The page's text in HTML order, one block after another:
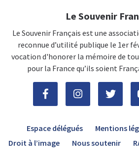
Le Souvenir
Le Souvenir Français est une
reconnue d’utilité publique le 1er
vocation d'honorer la mémoire de
pour la France qu’ils soient
Espace délégués Mentions
Droit à l’image
Nous soutenir